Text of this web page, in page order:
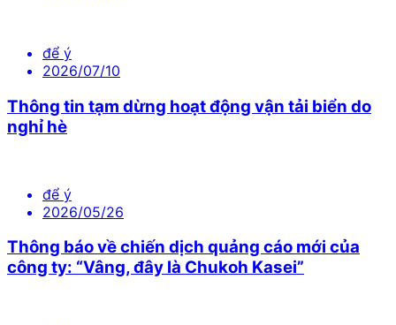
để ý
2026/07/10
Thông tin tạm dừng hoạt động vận tải biển do
nghỉ hè
để ý
2026/05/26
Thông báo về chiến dịch quảng cáo mới của
công ty: “Vâng, đây là Chukoh Kasei”